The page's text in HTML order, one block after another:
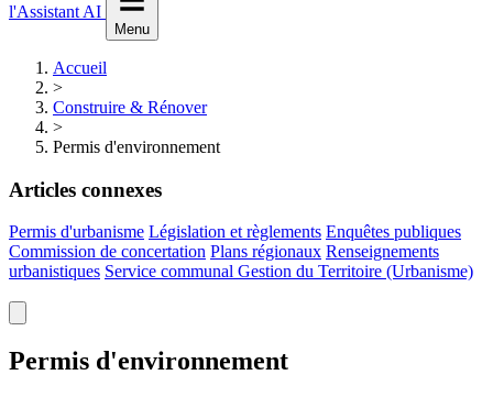
l'Assistant AI
Menu
Accueil
>
Construire & Rénover
>
Permis d'environnement
Articles connexes
Permis d'urbanisme Législation et règlements Enquêtes publiques
Commission de concertation Plans régionaux Renseignements
urbanistiques Service communal Gestion du Territoire (Urbanisme)
Permis d'environnement